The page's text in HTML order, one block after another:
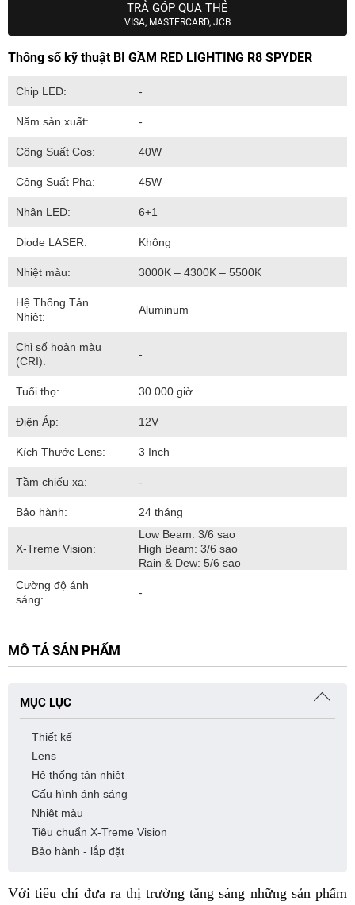
TRẢ GÓP QUA THẺ
VISA, MASTERCARD, JCB
Thông số kỹ thuật BI GẦM RED LIGHTING R8 SPYDER
Chip LED: -
Năm sản xuất: -
Công Suất Cos: 40W
Công Suất Pha: 45W
Nhân LED: 6+1
Diode LASER: Không
Nhiệt màu: 3000K – 4300K – 5500K
Hệ Thống Tản
Nhiệt:
Aluminum
Chỉ số hoàn màu
(CRI):
-
Tuổi thọ: 30.000 giờ
Điện Áp: 12V
Kích Thước Lens: 3 Inch
Tầm chiếu xa: -
Bảo hành: 24 tháng
X-Treme Vision:
Low Beam: 3/6 sao
High Beam: 3/6 sao
Rain & Dew: 5/6 sao
Cường độ ánh
sáng:
-
MÔ TẢ SẢN PHẨM
MỤC LỤC
Thiết kế
Lens
Hệ thống tản nhiệt
Cấu hình ánh sáng
Nhiệt màu
Tiêu chuẩn X-Treme Vision
Bảo hành - lắp đặt
Với tiêu chí đưa ra thị trường tăng sáng những sản phẩm